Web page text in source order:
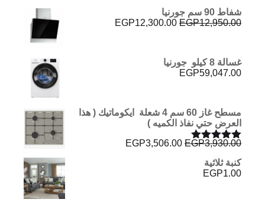
شفاط 90 سم جورنيا
EGP12,950.00
السعر
EGP12,300.00
غسالة 8 كيلو جورنيا
EGP59,047.00
مسطح غاز 60 سم 4 شعلة ايكوماتيك ( هذا
العرض حتي نفاذ الكميه )
تم التقييم
5.00
من 5
EGP3,930.00
السعر
EGP3,506.00
كنبة ثلاثية
EGP1.00